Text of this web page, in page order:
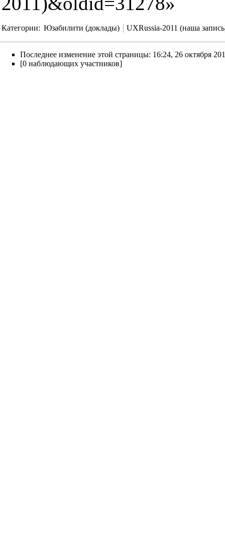
Категории: Юзабилити (доклады) UXRussia-2011 (наша
Последнее изменение этой страницы: 16:24, 26 октября
[0 наблюдающих участников]